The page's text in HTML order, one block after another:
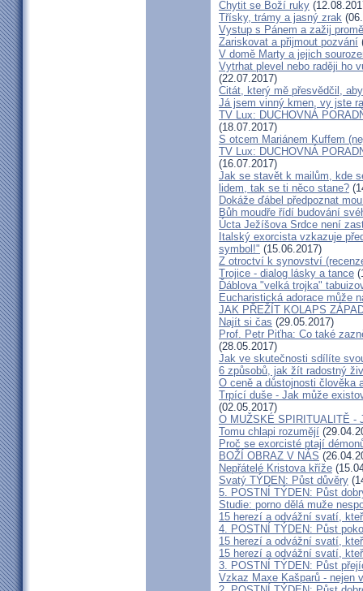
Chytit se Boží ruky
Třísky, trámy a jasný zrak
Vystup s Pánem a zažij
Zariskovat a přijmout pozvání
V domě Marty a jejich
Vytrhat plevel nebo raději ho
(22.07.2017)
Citát, který mě přesvědčil,
Já jsem vinný kmen, vy jste
TV Lux: DUCHOVNÁ
(18.07.2017)
S otcem Mariánem Kuffem
TV Lux: DUCHOVNÁ
(16.07.2017)
Jak se stavět k mailům, kde
lidem, tak se ti něco stane?
Dokáže ďábel předpoznat
Bůh moudře řídí budování
Úcta Ježíšova Srdce není
Italský exorcista vzkazuje
symbol!" (15.06.2017)
Z otroctví k synovství
Trojice - dialog lásky a tance
Ďáblova "velká trojka"
Eucharistická adorace může
JAK PŘEŽÍT KOLAPS
Najít si čas (29.05.2017)
Prof. Petr Piťha: Co také
(28.05.2017)
Jak ve skutečnosti sdílíte
6 způsobů, jak žít radostný
O ceně a důstojnosti člověka
Trpící duše - Jak může
(02.05.2017)
O MUŽSKÉ SPIRITUALITĚ -
Tomu chlapi rozumějí
Proč se exorcisté ptají
BOŽÍ OBRAZ V NÁS
Nepřátelé Kristova kříže
Svatý TÝDEN: Půst důvěry
5. POSTNÍ TÝDEN: Půst
Studie: porno dělá muže
15 herezí a odvážní svatí,
4. POSTNÍ TÝDEN: Půst
15 herezí a odvážní svatí,
15 herezí a odvážní svatí,
3. POSTNÍ TÝDEN: Půst
Vzkaz Maxe Kašparů - nejen